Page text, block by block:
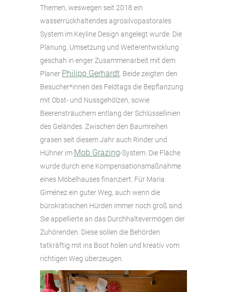
Themen, weswegen seit 2018 ein
wasserrückhaltendes agrosilvopastorales
System im Keyline Design angelegt wurde. Die
Planung, Umsetzung und Weiterentwicklung
geschah in enger Zusammenarbeit mit dem
Planer Philipp Gerhardt . Beide zeigten den
Besucher*innen des Feldtags die Bepflanzung
mit Obst- und Nussgehölzen, sowie
Beerensträuchern entlang der Schlüssellinien
des Geländes. Zwischen den Baumreihen
grasen seit diesem Jahr auch Rinder und
Hühner im Mob Grazing-System. Die Fläche
wurde durch eine Kompensationsmaßnahme
eines Möbelhauses finanziert. Für Maria
Giménez ein guter Weg, auch wenn die
bürokratischen Hürden immer noch groß sind.
Sie appellierte an das Durchhaltevermögen der
Zuhörenden. Diese sollen die Behörden
tatkräftig mit ins Boot holen und kreativ vom
richtigen Weg überzeugen.